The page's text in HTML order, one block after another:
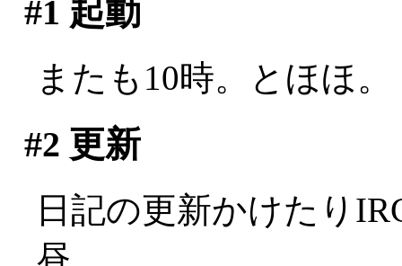
#1 起動
またも10時。とほほ。
#2 更新
日記の更新かけたり
昼。。。